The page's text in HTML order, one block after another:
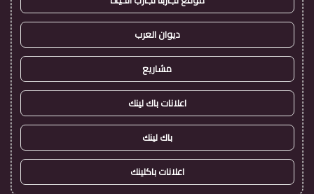
ديوان العرب
مشاريع
اعلانات باك لينك
باك لينك
اعلانات باكلينك